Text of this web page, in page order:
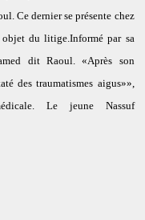
Ce dernier se présente chez
du litige.Informé par sa
dit Raoul. «Après son
des traumatismes aigus»»,
Le jeune Nassuf